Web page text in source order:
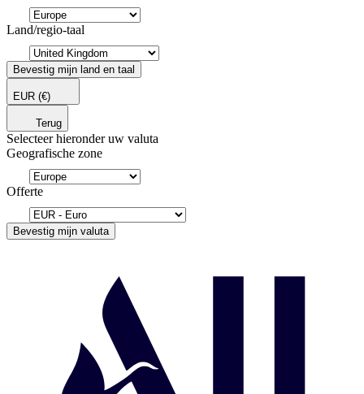
Land/regio-taal
Bevestig mijn land en taal
EUR (€)
Terug
Selecteer hieronder uw valuta
Geografische zone
Offerte
Bevestig mijn valuta